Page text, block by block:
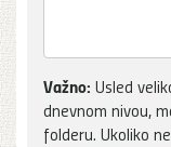
Važno: Usled
dnevnom nivou,
folderu. Ukoliko